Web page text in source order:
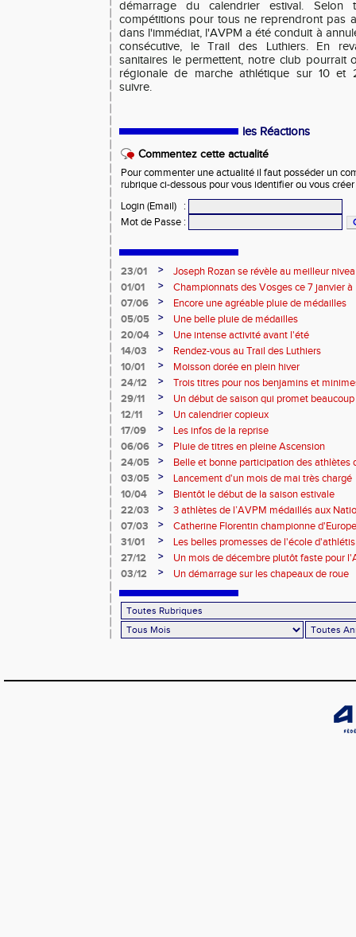
démarrage du calendrier estival. Selon
compétitions pour tous ne reprendront pas
dans l'immédiat, l'AVPM a été conduit à
consécutive, le Trail des Luthiers. En
sanitaires le permettent, notre club pourrait
régionale de marche athlétique sur 10 et
suivre.
les Réactions
Commentez cette actualité
Pour commenter une actualité il faut posséder un
rubrique ci-dessous pour vous identifier ou vous
Login (Email)
:
Mot de Passe :
23/01 >
Joseph Rozan se révèle au meilleur
01/01
>
Championnats des Vosges ce 7 janvier
07/06
>
Encore une agréable pluie de médailles
05/05
>
Une belle pluie de médailles
20/04
>
Une intense activité avant l'été
14/03
>
Rendez-vous au Trail des Luthiers
10/01
>
Moisson dorée en plein hiver
24/12
>
Trois titres pour nos benjamins et
29/11
>
Un début de saison qui promet beaucoup
12/11
>
Un calendrier copieux
17/09
>
Les infos de la reprise
06/06
>
Pluie de titres en pleine Ascension
24/05
>
Belle et bonne participation des athlètes
03/05
>
Lancement d'un mois de mai très chargé
10/04
>
Bientôt le début de la saison estivale
22/03
>
3 athlètes de l’AVPM médaillés aux
07/03
>
Catherine Florentin championne
31/01
>
Les belles promesses de l'école
27/12
>
Un mois de décembre plutôt faste pour
03/12
> Un démarrage sur les chapeaux de roue